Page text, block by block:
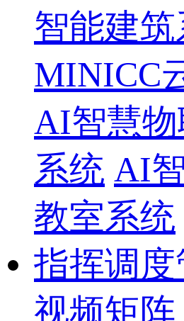
智能建筑
MINICC
AI智慧
系统 AI
教室系统
指挥调度
视频矩阵